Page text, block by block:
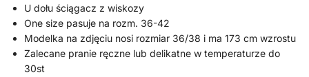
U dołu ściągacz z wiskozy
One size pasuje na rozm. 36-42
Modelka na zdjęciu nosi rozmiar 36/38 i ma 173 cm wzrostu
Zalecane pranie ręczne lub delikatne w temperaturze do
30st